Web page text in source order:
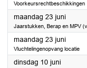
Voorkeursrechtbeschikkingen
maandag 23 juni2025
Jaarstukken, Berap en MPV
maandag 23 juni2025
Vluchtelingenopvang locatie
dinsdag 10 juni2025